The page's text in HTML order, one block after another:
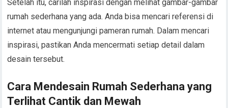
Setelah itu, carilah inspirasi dengan melihat gambar-gambar
rumah sederhana yang ada. Anda bisa mencari referensi di
internet atau mengunjungi pameran rumah. Dalam mencari
inspirasi, pastikan Anda mencermati setiap detail dalam
desain tersebut.
Cara Mendesain Rumah Sederhana yang
Terlihat Cantik dan Mewah